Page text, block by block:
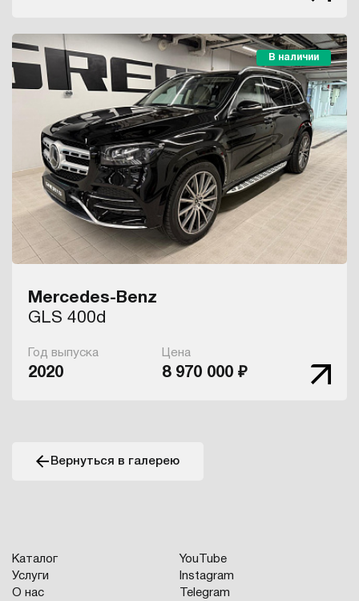
В наличии
Mercedes-Benz
GLS 400d
Год выпуска
2020
Цена
8 970 000 ₽
Вернуться в галерею
Каталог
Услуги
О нас
YouTube
Instagram
Telegram